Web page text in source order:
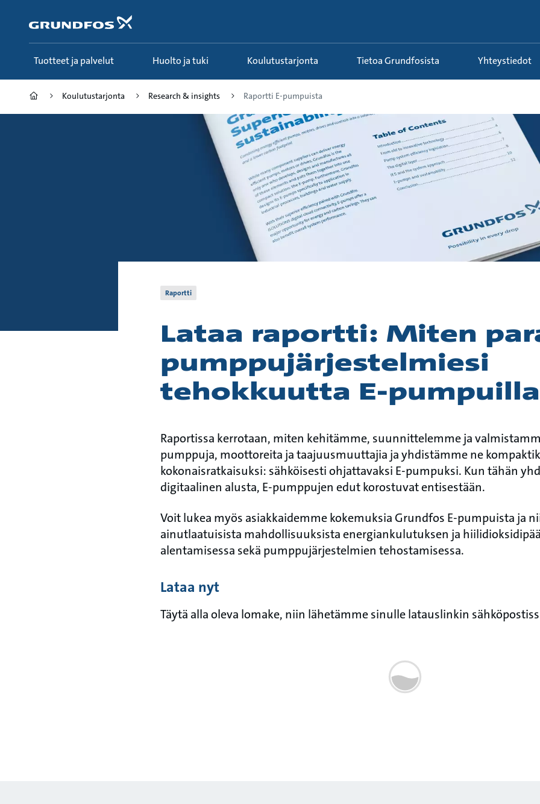
pääsisältöön
Tuotteet ja palvelut Huolto ja tuki Koulutustarjonta Tietoa Grundfosista Yhteystiedot
Koulutustarjonta Research & insights Raportti E-pumpuista
Raportti
Lataa raportti: Miten
pumppujärjestelmiesi
tehokkuutta E-pumpuilla
Raportissa kerrotaan, miten kehitämme, suunnittelemme ja
pumppuja, moottoreita ja taajuusmuuttajia ja yhdistämme ne
kokonaisratkaisuksi: sähköisesti ohjattavaksi E-pumpuksi. Kun tähän
digitaalinen alusta, E-pumppujen edut korostuvat entisestään.
Voit lukea myös asiakkaidemme kokemuksia Grundfos E-pumpuista ja
ainutlaatuisista mahdollisuuksista energiankulutuksen ja
alentamisessa sekä pumppujärjestelmien tehostamisessa.
Lataa nyt
Täytä alla oleva lomake, niin lähetämme sinulle latauslinkin